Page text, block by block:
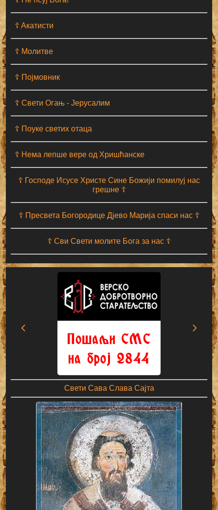
☦ Aкатисти
☦ Молитве
☦ Појмовник
☦ Свети Огањ - Јерусалим
☦ Поуке светих отаца
☦ Нема лепше вере од Хришћанске
☦ Господе Исусе Христе Сине Божији помилуј нас
грешне ☦
☦ Пресвета Богородице Дјево Марија спаси нас ☦
☦ Сви Свети молите Бога за нас ☦
Свети Сава Слава Сајта